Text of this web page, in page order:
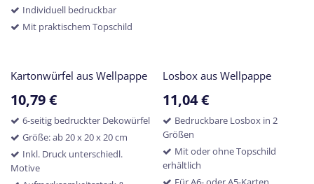
Individuell bedruckbar
Mit praktischem Topschild
Kartonwürfel aus Wellpappe
10,79€
6-seitig bedruckter Dekowürfel
Größe: ab 20 x 20 x 20 cm
Inkl. Druck unterschiedl.
Motive
Losbox aus Wellpappe
11,04€
Bedruckbare Losbox in 2
Größen
Mit oder ohne Topschild
erhältlich